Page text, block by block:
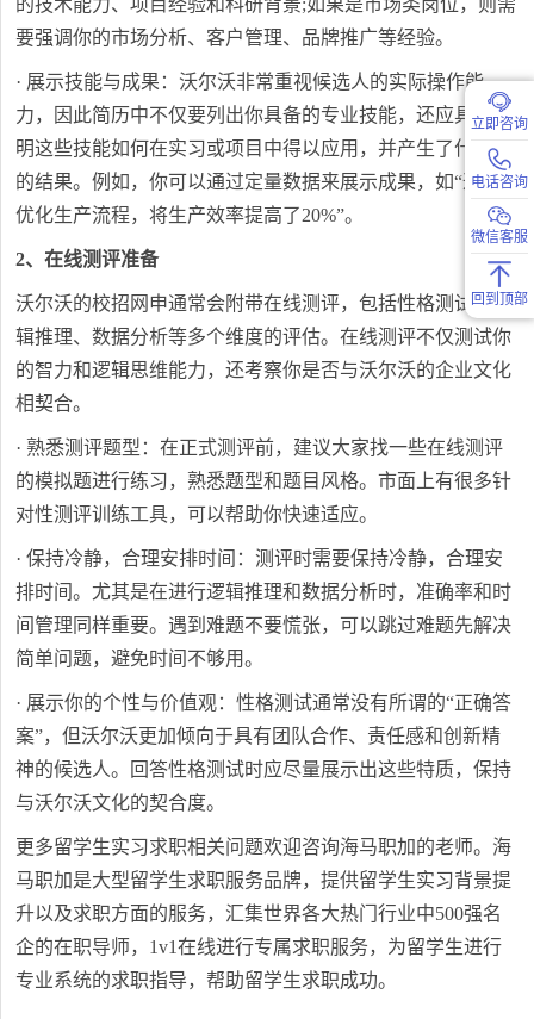
的技术能力、项目经验和科研背景;如果是市场类岗位，则需
要强调你的市场分析、客户管理、品牌推广等经验。
· 展示技能与成果：沃尔沃非常重视候选人的实际操作能
力，因此简历中不仅要列出你具备的专业技能，还应具体说
明这些技能如何在实习或项目中得以应用，并产生了什么样
的结果。例如，你可以通过定量数据来展示成果，如“通过
优化生产流程，将生产效率提高了20%”。
2、在线测评准备
沃尔沃的校招网申通常会附带在线测评，包括性格测试、逻
辑推理、数据分析等多个维度的评估。在线测评不仅测试你
的智力和逻辑思维能力，还考察你是否与沃尔沃的企业文化
相契合。
· 熟悉测评题型：在正式测评前，建议大家找一些在线测评
的模拟题进行练习，熟悉题型和题目风格。市面上有很多针
对性测评训练工具，可以帮助你快速适应。
· 保持冷静，合理安排时间：测评时需要保持冷静，合理安
排时间。尤其是在进行逻辑推理和数据分析时，准确率和时
间管理同样重要。遇到难题不要慌张，可以跳过难题先解决
简单问题，避免时间不够用。
· 展示你的个性与价值观：性格测试通常没有所谓的“正确答
案”，但沃尔沃更加倾向于具有团队合作、责任感和创新精
神的候选人。回答性格测试时应尽量展示出这些特质，保持
与沃尔沃文化的契合度。
更多留学生实习求职相关问题欢迎咨询海马职加的老师。海
马职加是大型留学生求职服务品牌，提供留学生实习背景提
升以及求职方面的服务，汇集世界各大热门行业中500强名
企的在职导师，1v1在线进行专属求职服务，为留学生进行
专业系统的求职指导，帮助留学生求职成功。
立即咨询
电话咨询
微信客服
回到顶部